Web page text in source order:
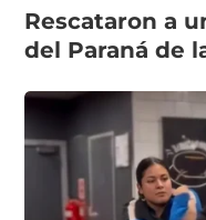
Rescataron a
del Paraná de